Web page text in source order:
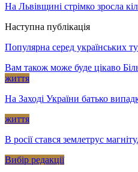
На Львівщині стрімко зросла
Наступна публікація
Популярна серед українських
Вам також може буде цікаво
життя
На Заході України батько
життя
В росії стався землетрус
Вибір редакції